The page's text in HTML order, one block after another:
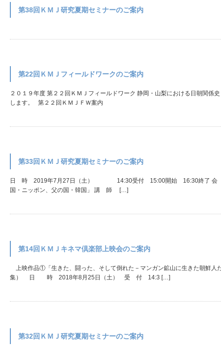
第38回ＫＭＪ研究夏期セミナーのご案内
第22回ＫＭＪフィールドワークのご案内
２０１９年度 第２２回ＫＭＪフィールドワーク 静岡・山梨における日朝関
します。 第２２回ＫＭＪＦＷ案内
第33回ＫＭＪ研究夏期セミナーのご案内
日 時 2019年7月27日（土） 14:30受付 15:00開始 16:30終了 会
国・ニッポン、父の国・韓国」 講 師 […]
第14回ＫＭＪキネマ倶楽部上映会のご案内
上映作品①「生きた、闘った、そして倒れた－マンガン鉱山に生きた朝鮮
集） 日 時 2018年8月25日（土） 受 付 14:3 […]
第32回ＫＭＪ研究夏期セミナーのご案内